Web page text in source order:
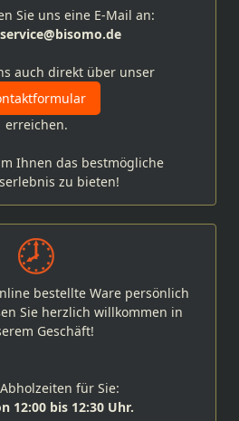
Sie uns eine E-Mail an:
auch direkt über unser
erreichen.
Ihnen das bestmögliche
zu bieten!
bestellte Ware persönlich
Sie herzlich willkommen in
Geschäft!
für Sie:
12:00 bis 12:30 Uhr.